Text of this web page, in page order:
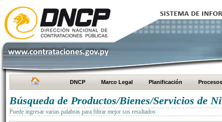
DNCP Marco Legal Planificación Procesos
Búsqueda de Productos/Bienes/Servicios de
Puede ingresar varias palabras para filtrar mejor sus resultados